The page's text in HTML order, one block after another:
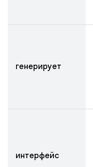
генерирует
интерфейс